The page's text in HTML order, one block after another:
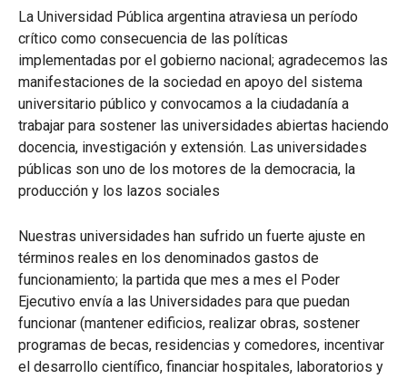
La Universidad Pública argentina atraviesa un período
crítico como consecuencia de las políticas
implementadas por el gobierno nacional; agradecemos las
manifestaciones de la sociedad en apoyo del sistema
universitario público y convocamos a la ciudadanía a
trabajar para sostener las universidades abiertas haciendo
docencia, investigación y extensión. Las universidades
públicas son uno de los motores de la democracia, la
producción y los lazos sociales
Nuestras universidades han sufrido un fuerte ajuste en
términos reales en los denominados gastos de
funcionamiento; la partida que mes a mes el Poder
Ejecutivo envía a las Universidades para que puedan
funcionar (mantener edificios, realizar obras, sostener
programas de becas, residencias y comedores, incentivar
el desarrollo científico, financiar hospitales, laboratorios y